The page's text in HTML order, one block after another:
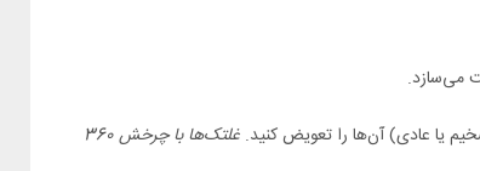
می‌سازد.
یا عادی) آن‌ها را تعویض کنید.
غلتک‌ها با چرخش 360